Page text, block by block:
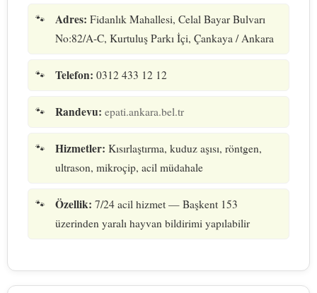
Adres: Fidanlık Mahallesi, Celal Bayar Bulvarı
No:82/A-C, Kurtuluş Parkı İçi, Çankaya / Ankara
Telefon: 0312 433 12 12
Randevu: epati.ankara.bel.tr
Hizmetler: Kısırlaştırma, kuduz aşısı, röntgen,
ultrason, mikroçip, acil müdahale
Özellik: 7/24 acil hizmet — Başkent 153
üzerinden yaralı hayvan bildirimi yapılabilir